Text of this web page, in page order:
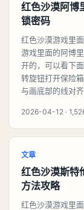
红色沙漠阿博
锁密码
红色沙漠游戏里
游戏里面的阿博
开的，可以看下
转旋钮打开保险
与画底部的线对
2026-04-12 ·
文章
红色沙漠斯特
方法攻略
红色沙漠游戏里